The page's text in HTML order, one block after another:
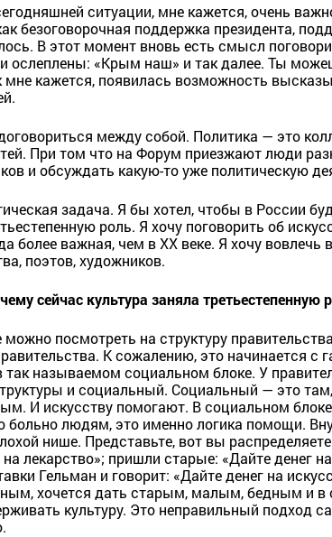
ситуации, мне кажется, очень
безоговорочная поддержка президента,
В этот момент вновь есть смысл
ослеплены: «Крым наш» и так далее. Ты
мне кажется, появилась возможность
между собой. Политика — это
При том что на Форум приезжают люди
и обсуждать какую-то уже политическую
задача. Я бы хотел, чтобы в России
роль. Я хочу поговорить об
более важная, чем в ХХ веке. Я хочу вовлечь
поэтов, художников.
сейчас культура заняла третьестепенную
посмотреть на структуру
К сожалению, это начинается с
так называемом социальном блоке. У
и социальный. Социальный — это
И искусству помогают. В социальном
больно людям, это именно логика помощи.
нише. Представьте, вот вы
лекарство»; пришли старые: «Дайте денег
Гельман и говорит: «Дайте денег на
хочется дать старым, малым, бедным и
культуру. Это неправильный подход